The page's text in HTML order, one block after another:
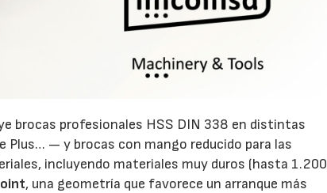
brocas profesionales HSS DIN 338 en distintas
Plus… — y brocas con mango reducido para las
incluyendo materiales muy duros (hasta 1.200
, una geometría que favorece un arranque más